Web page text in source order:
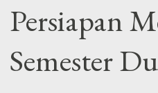
mengeceknya via
membuka aplikasi
Persiapan
Semester